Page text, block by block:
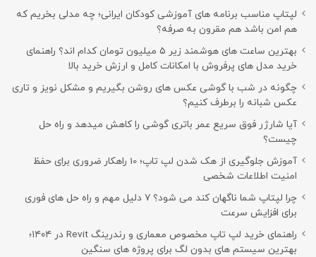
لپتاپ مناسب برنامه های آموزشی کودکان ایرانی؛ چه مدلی بخریم که
هم امن باشد هم مقرون به صرفه؟
بهترین ساعت های هوشمند زیر ۵ میلیون تومان کدام اند؟ راهنمای
خرید مدل های پرفروش با امکانات کامل و ارزش خرید بالا
چگونه در شب با گوشی عکس های روشن بگیریم و مشکل نویز و تاری
عکس شبانه را برطرف کنیم؟
آیا شارژر فوق سریع عمر باتری گوشی را کاهش میدهد و راه حل
چیست؟
آموزش جلوگیری از هک شدن لپ تاپ؛ 10 راهکار ضروری برای حفظ
امنیت اطلاعات شخصی
چرا لپتاپ شما ناگهان کند می شود؟ ۷ دلیل مهم و راه حل های فوری
برای افزایش سرعت
راهنمای خرید لپ تاپ مخصوص معماری و رندرینگ Revit در ۱۴۰۴؛
بهترین سیستم های بدون لگ برای پروژه های سنگین